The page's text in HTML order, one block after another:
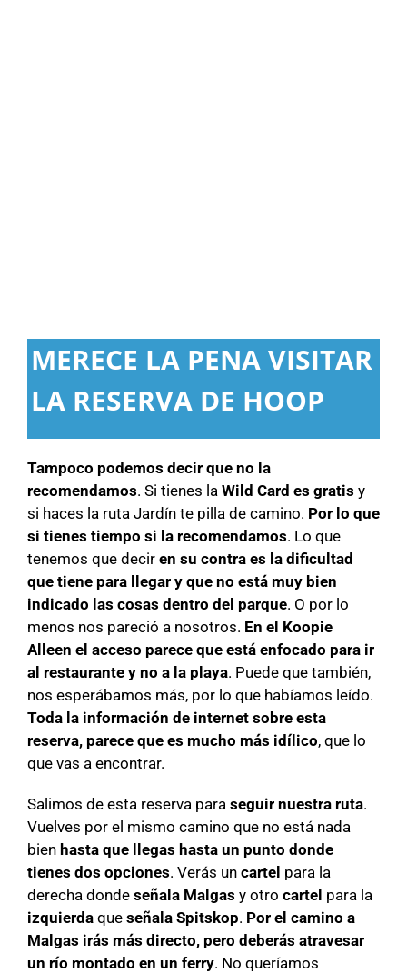
MERECE LA PENA VISITAR
LA RESERVA DE HOOP
Tampoco podemos decir que no la
recomendamos. Si tienes la Wild Card es gratis y
si haces la ruta Jardín te pilla de camino. Por lo que
si tienes tiempo si la recomendamos. Lo que
tenemos que decir en su contra es la dificultad
que tiene para llegar y que no está muy bien
indicado las cosas dentro del parque. O por lo
menos nos pareció a nosotros. En el Koopie
Alleen el acceso parece que está enfocado para ir
al restaurante y no a la playa. Puede que también,
nos esperábamos más, por lo que habíamos leído.
Toda la información de internet sobre esta
reserva, parece que es mucho más idílico, que lo
que vas a encontrar.
Salimos de esta reserva para seguir nuestra ruta.
Vuelves por el mismo camino que no está nada
bien hasta que llegas hasta un punto donde
tienes dos opciones. Verás un cartel para la
derecha donde señala Malgas y otro cartel para la
izquierda que señala Spitskop. Por el camino a
Malgas irás más directo, pero deberás atravesar
un río montado en un ferry. No queríamos